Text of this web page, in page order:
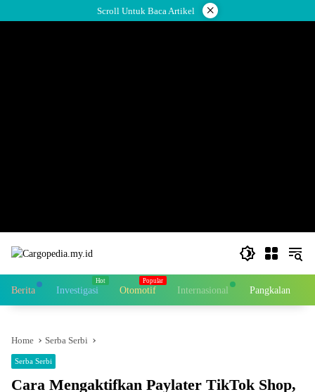
to
Scroll Untuk Baca Artikel ×
Berita Investigasi Otomotif Internasional Pangkalan
Home Serba Serbi
Serba Serbi
Cara Mengaktifkan Paylater TikTok Shop,